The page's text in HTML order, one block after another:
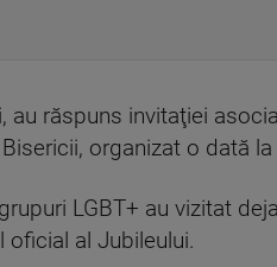
răspuns invitaţiei
organizat o dată
LGBT+ au vizitat
oficial al Jubileului.